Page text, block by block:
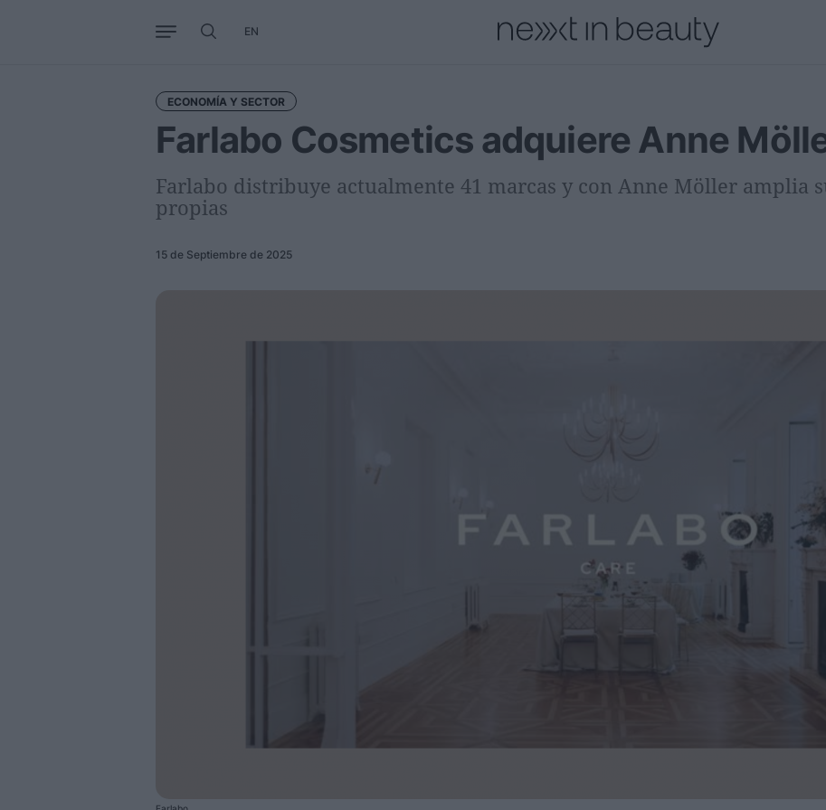
EN
ECONOMÍA Y SECTOR
Farlabo Cosmetics adquiere Anne
Farlabo distribuye actualmente 41 marcas y con Anne Möller amplia
propias
15 de Septiembre de 2025
Farlabo